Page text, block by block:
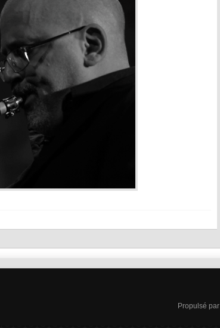
Propulsé par